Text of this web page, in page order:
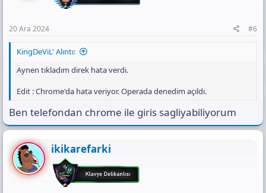
20 Ara 2024 #6
KingDeViL' Alıntı:
Aynen tıkladım direk hata verdi.
Edit : Chrome'da hata veriyor. Operada denedim açıldı.
Ben telefondan chrome ile giris sagliyabiliyorum
ikikarefarki